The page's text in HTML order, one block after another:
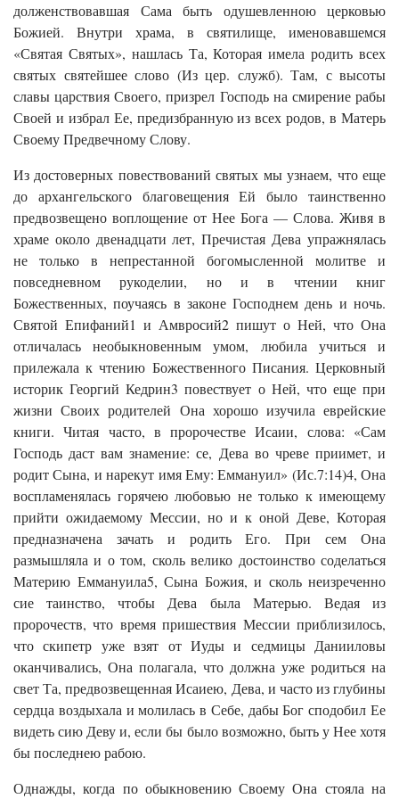
долженствовавшая Сама быть одушевленною церковью
Божией. Внутри храма, в святилище, именовавшемся
«Святая Святых», нашлась Та, Которая имела родить всех
святых святейшее слово (Из цер. служб). Там, с высоты
славы царствия Своего, призрел Господь на смирение рабы
Своей и избрал Ее, предизбранную из всех родов, в Матерь
Своему Предвечному Слову.
Из достоверных повествований святых мы узнаем, что еще
до архангельского благовещения Ей было таинственно
предвозвещено воплощение от Нее Бога — Слова. Живя в
храме около двенадцати лет, Пречистая Дева упражнялась
не только в непрестанной богомысленной молитве и
повседневном рукоделии, но и в чтении книг
Божественных, поучаясь в законе Господнем день и ночь.
Святой Епифаний1 и Амвросий2 пишут о Ней, что Она
отличалась необыкновенным умом, любила учиться и
прилежала к чтению Божественного Писания. Церковный
историк Георгий Кедрин3 повествует о Ней, что еще при
жизни Своих родителей Она хорошо изучила еврейские
книги. Читая часто, в пророчестве Исаии, слова: «Сам
Господь даст вам знамение: се, Дева во чреве приимет, и
родит Сына, и нарекут имя Ему: Еммануил» (Ис.7:14)4, Она
воспламенялась горячею любовью не только к имеющему
прийти ожидаемому Мессии, но и к оной Деве, Которая
предназначена зачать и родить Его. При сем Она
размышляла и о том, сколь велико достоинство соделаться
Материю Еммануила5, Сына Божия, и сколь неизреченно
сие таинство, чтобы Дева была Матерью. Ведая из
пророчеств, что время пришествия Мессии приблизилось,
что скипетр уже взят от Иуды и седмицы Данииловы
оканчивались, Она полагала, что должна уже родиться на
свет Та, предвозвещенная Исаиею, Дева, и часто из глубины
сердца воздыхала и молилась в Себе, дабы Бог сподобил Ее
видеть сию Деву и, если бы было возможно, быть у Нее хотя
бы последнею рабою.
Однажды, когда по обыкновению Своему Она стояла на